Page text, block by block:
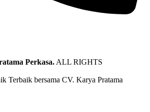
Perkasa. ALL RIGHTS
Terbaik bersama CV. Karya Pratama